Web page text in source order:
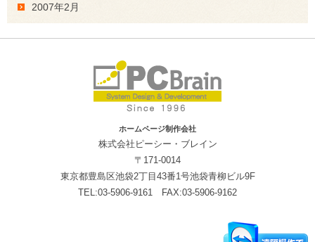
2007年2月
ホームページ制作会社
株式会社ピーシー・ブレイン
〒171-0014
東京都豊島区池袋2丁目43番1号池袋青柳ビル9F
TEL:03-5906-9161 FAX:03-5906-9162